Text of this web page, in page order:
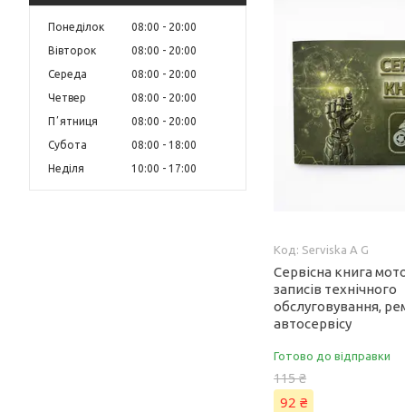
Понеділок 08:00
20:00
Вівторок
08:00
20:00
Середа
08:00
20:00
Четвер
08:00
20:00
Пʼятниця
08:00
20:00
Субота
08:00
18:00
Неділя
10:00 17:00
Serviska A G
Сервісна книга
записів технічного
обслуговування,
автосервісу
Готово до відправки
115 ₴
92 ₴